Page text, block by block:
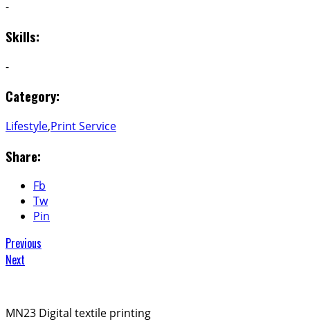
-
Skills:
-
Category:
Lifestyle,Print Service
Share:
Fb
Tw
Pin
Previous
Next
MN23 Digital textile printing